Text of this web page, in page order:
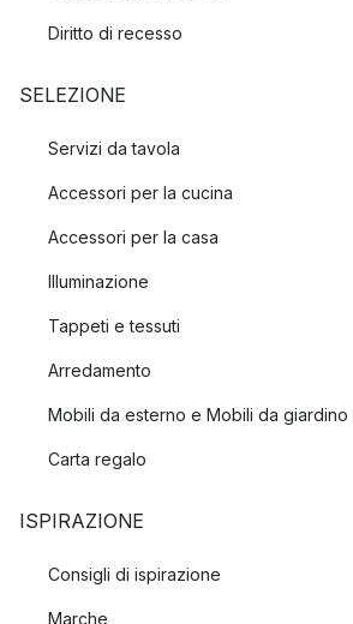
Diritto di recesso
SELEZIONE
Servizi da tavola
Accessori per la cucina
Accessori per la casa
Illuminazione
Tappeti e tessuti
Arredamento
Mobili da esterno e Mobili da giardino
Carta regalo
ISPIRAZIONE
Consigli di ispirazione
Marche